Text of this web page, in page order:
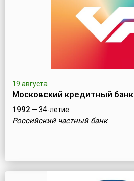
19 августа
Московский кредитный банк
1992 — 34-летие
Российский частный банк